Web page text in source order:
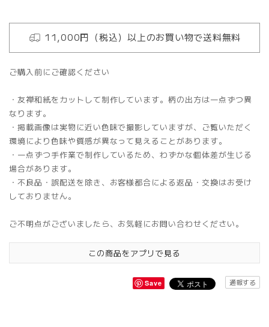
11,000円（税込）以上のお買い物で送料無料
ご購入前にご確認ください
・友禅和紙をカットして制作しています。柄の出方は一点ずつ異
なります。
・掲載画像は実物に近い色味で撮影していますが、ご覧いただく
環境により色味や質感が異なって見えることがあります。
・一点ずつ手作業で制作しているため、わずかな個体差が生じる
場合があります。
・不良品・誤配送を除き、お客様都合による返品・交換はお受け
しておりません。
ご不明点がございましたら、お気軽にお問い合わせください。
この商品をアプリで見る
Save 通報する